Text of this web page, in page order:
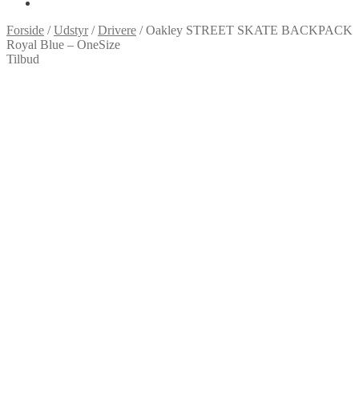
Forside /Udstyr/Drivere /Oakley STREET SKATE BACKPACK
Royal Blue – OneSize
Tilbud